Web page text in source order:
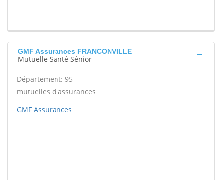
GMF Assurances FRANCONVILLE
Mutuelle Santé Sénior
Département: 95
mutuelles d'assurances
GMF Assurances